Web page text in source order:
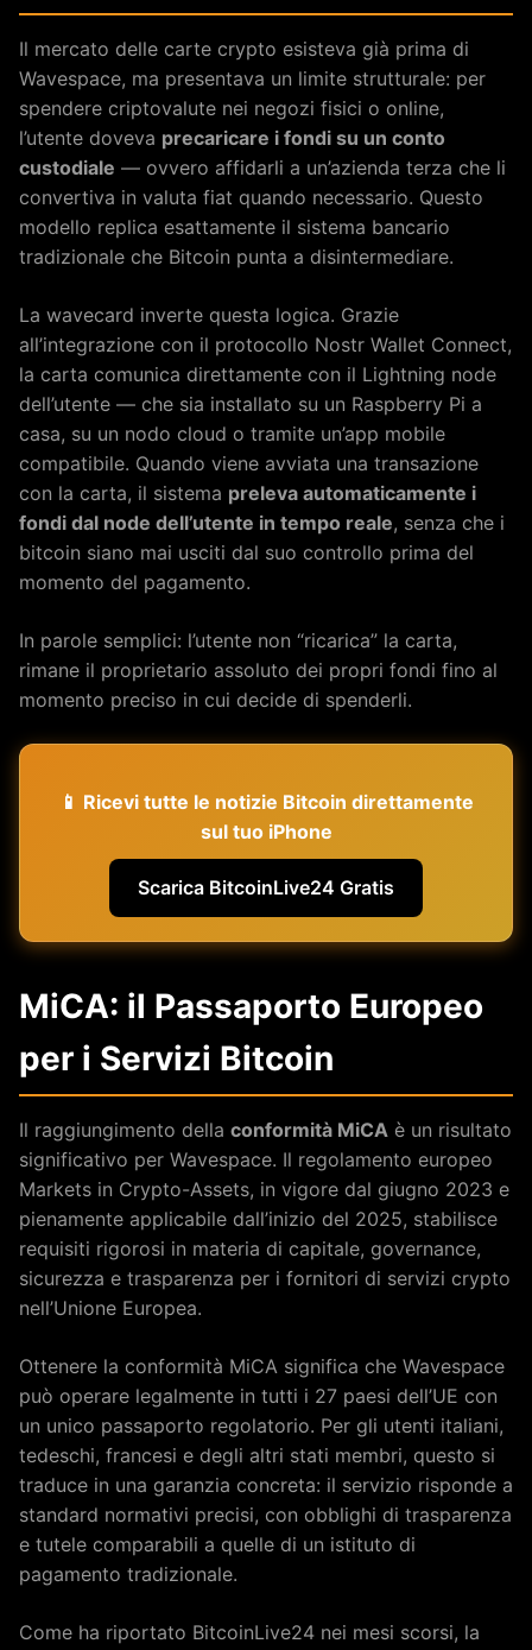
Il mercato delle carte crypto esisteva già prima di
Wavespace, ma presentava un limite strutturale: per
spendere criptovalute nei negozi fisici o online,
l’utente doveva precaricare i fondi su un conto
custodiale — ovvero affidarli a un’azienda terza che li
convertiva in valuta fiat quando necessario. Questo
modello replica esattamente il sistema bancario
tradizionale che Bitcoin punta a disintermediare.
La wavecard inverte questa logica. Grazie
all’integrazione con il protocollo Nostr Wallet Connect,
la carta comunica direttamente con il Lightning node
dell’utente — che sia installato su un Raspberry Pi a
casa, su un nodo cloud o tramite un’app mobile
compatibile. Quando viene avviata una transazione
con la carta, il sistema preleva automaticamente i
fondi dal node dell’utente in tempo reale, senza che i
bitcoin siano mai usciti dal suo controllo prima del
momento del pagamento.
In parole semplici: l’utente non “ricarica” la carta,
rimane il proprietario assoluto dei propri fondi fino al
momento preciso in cui decide di spenderli.
📱 Ricevi tutte le notizie Bitcoin direttamente
sul tuo iPhone
Scarica BitcoinLive24 Gratis
MiCA: il Passaporto Europeo
per i Servizi Bitcoin
Il raggiungimento della conformità MiCA è un risultato
significativo per Wavespace. Il regolamento europeo
Markets in Crypto-Assets, in vigore dal giugno 2023 e
pienamente applicabile dall’inizio del 2025, stabilisce
requisiti rigorosi in materia di capitale, governance,
sicurezza e trasparenza per i fornitori di servizi crypto
nell’Unione Europea.
Ottenere la conformità MiCA significa che Wavespace
può operare legalmente in tutti i 27 paesi dell’UE con
un unico passaporto regolatorio. Per gli utenti italiani,
tedeschi, francesi e degli altri stati membri, questo si
traduce in una garanzia concreta: il servizio risponde a
standard normativi precisi, con obblighi di trasparenza
e tutele comparabili a quelle di un istituto di
pagamento tradizionale.
Come ha riportato BitcoinLive24 nei mesi scorsi, la